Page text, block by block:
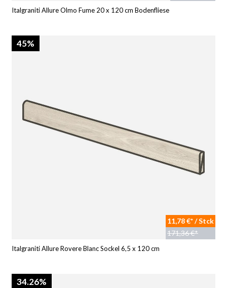
Italgraniti Allure Olmo Fume 20 x 120 cm Bodenfliese
45%
11,78 €* / Stck
171,36 €*
Italgraniti Allure Rovere Blanc Sockel 6,5 x 120 cm
34.26%